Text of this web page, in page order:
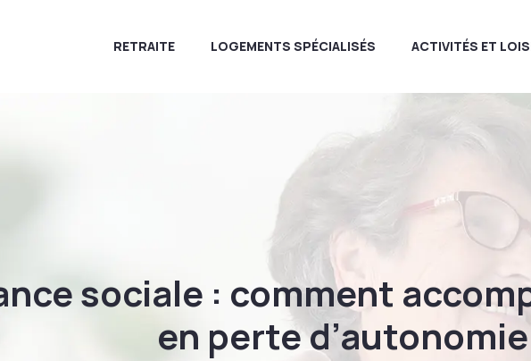
RETRAITE LOGEMENTS SPÉCIALISÉS ACTIVITÉS ET
sociale : comment
en perte